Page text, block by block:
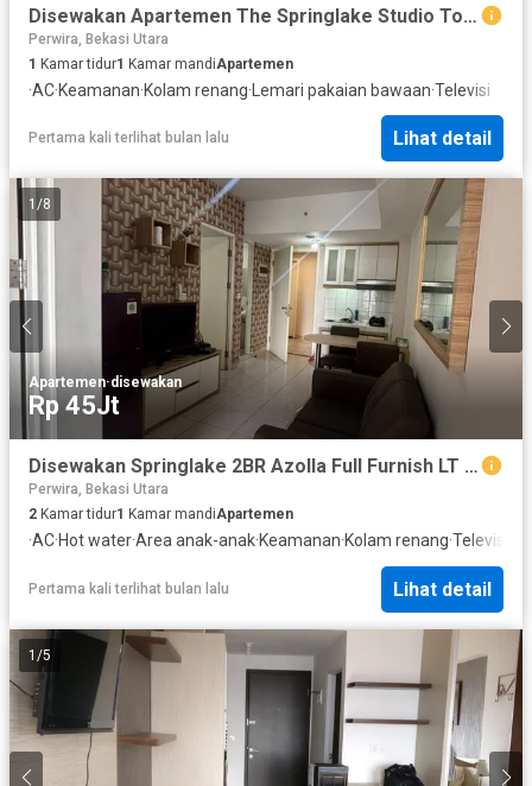
Disewakan Apartemen The Springlake Studio Tower Caldesia View City Full Furnished
Perwira, Bekasi Utara
1 Kamar tidur1 Kamar mandiApartemen
·AC·Keamanan·Kolam renang·Lemari pakaian bawaan·Televisi
Pertama kali terlihat bulan lalu Lihat detail
1 /8
Apartemen·disewakan
Rp 45Jt
Disewakan Springlake 2BR Azolla Full Furnish LT 10
Perwira, Bekasi Utara
2 Kamar tidur1 Kamar mandiApartemen
·AC·Hot water·Area anak-anak·Keamanan·Kolam renang·Televisi
Pertama kali terlihat bulan lalu Lihat detail
1 /5